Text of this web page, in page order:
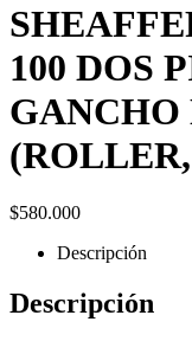
100 DOS
GANCHO
$580.000
Descripción
Descripción